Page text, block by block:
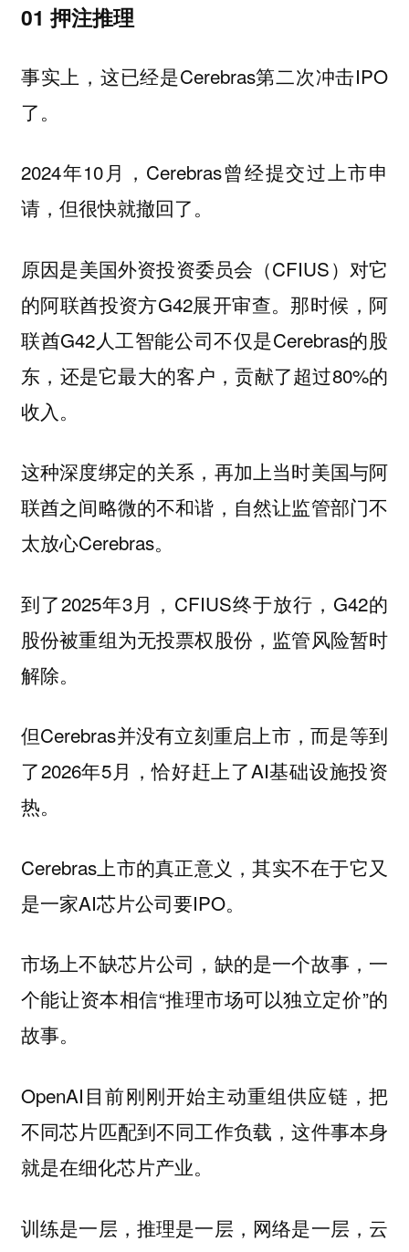
01 押注推理
事实上，这已经是Cerebras第二次冲击IPO
了。
2024年10月，Cerebras曾经提交过上市申
请，但很快就撤回了。
原因是美国外资投资委员会（CFIUS）对它
的阿联酋投资方G42展开审查。那时候，阿
联酋G42人工智能公司不仅是Cerebras的股
东，还是它最大的客户，贡献了超过80%的
收入。
这种深度绑定的关系，再加上当时美国与阿
联酋之间略微的不和谐，自然让监管部门不
太放心Cerebras。
到了2025年3月，CFIUS终于放行，G42的
股份被重组为无投票权股份，监管风险暂时
解除。
但Cerebras并没有立刻重启上市，而是等到
了2026年5月，恰好赶上了AI基础设施投资
热。
Cerebras上市的真正意义，其实不在于它又
是一家AI芯片公司要IPO。
市场上不缺芯片公司，缺的是一个故事，一
个能让资本相信“推理市场可以独立定价”的
故事。
OpenAI目前刚刚开始主动重组供应链，把
不同芯片匹配到不同工作负载，这件事本身
就是在细化芯片产业。
训练是一层，推理是一层，网络是一层，云